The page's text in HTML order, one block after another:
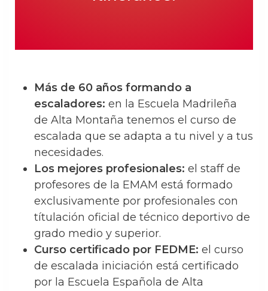
Más de 60 años formando a
escaladores: en la Escuela Madrileña
de Alta Montaña tenemos el curso de
escalada que se adapta a tu nivel y a tus
necesidades.
Los mejores profesionales: el staff de
profesores de la EMAM está formado
exclusivamente por profesionales con
títulación oficial de técnico deportivo de
grado medio y superior.
Curso certificado por FEDME: el curso
de escalada iniciación está certificado
por la Escuela Española de Alta